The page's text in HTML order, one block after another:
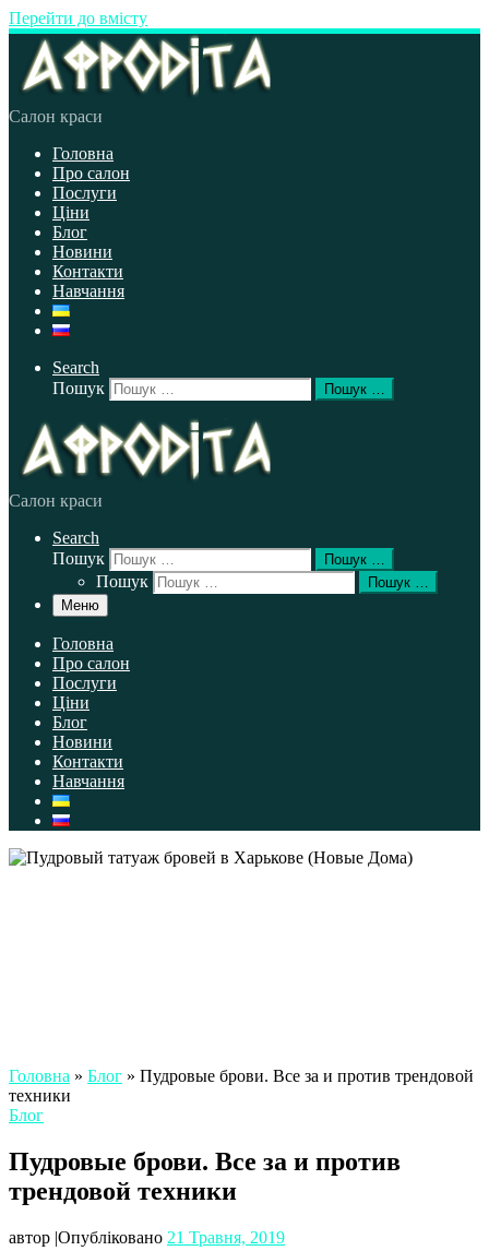
Перейти до вмісту
Салон краси
Головна
Про салон
Послуги
Ціни
Блог
Новини
Контакти
Навчання
Search
Пошук
Пошук …
Салон краси
Search
Пошук
Пошук …
Пошук
Пошук …
Меню
Головна
Про салон
Послуги
Ціни
Блог
Новини
Контакти
Навчання
Головна » Блог » Пудровые брови. Все за и против трендовой
техники
Блог
Пудровые брови. Все за и против
трендовой техники
автор |Опубліковано 21 Травня, 2019